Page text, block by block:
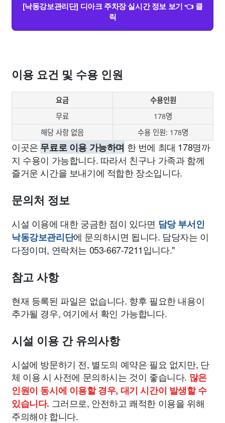
[낙동강보관리단] 디아크 주차장 실시간 정보 보기 👈 클
릭
이용 요건 및 수용 인원
요금
수용인원
무료
178명
해당 사항 없음
수용 인원: 178명
이곳은 무료로 이용 가능하며 한 번에 최대 178명까
지 수용이 가능합니다. 따라서 친구나 가족과 함께
즐거운 시간을 보내기에 적합한 장소입니다.
문의처 정보
시설 이용에 대한 궁금한 점이 있다면 담당 부서인
낙동강보관리단에 문의하시면 됩니다. 담당자는 이
다정이며, 연락처는 053-667-7211입니다."
참고 사항
현재 등록된 파일은 없습니다. 향후 필요한 내용이
추가될 경우, 여기에서 확인 가능합니다.
시설 이용 간 유의사항
시설에 방문하기 전, 별도의 예약은 필요 없지만, 단
체 이용 시 사전에 문의하시는 것이 좋습니다. 많은
인원이 동시에 이용할 경우, 대기 시간이 발생할 수
있습니다. 그러므로, 안전하고 쾌적한 이용을 위해
주의해야 합니다.